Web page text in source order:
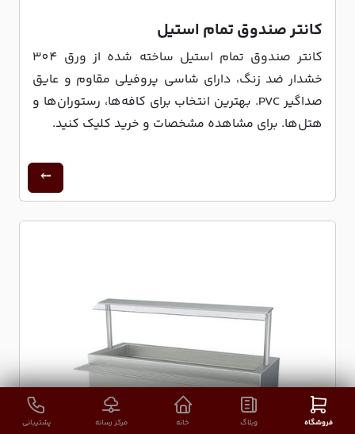
کانتر صندوق تمام استيل
کانتر صندوق تمام استیل ساخته شده از ورق 304
خشدار ضد زنگ، دارای شاسی پروفیلی مقاوم و عایق
صداگیر PVC. بهترین انتخاب برای کافه‌ها، رستوران‌ها و
هتل‌ها. برای مشاهده مشخصات و خرید کلیک کنید.
فروشگاه وبلاگ خانه مرکز رسانه پشتیبانی